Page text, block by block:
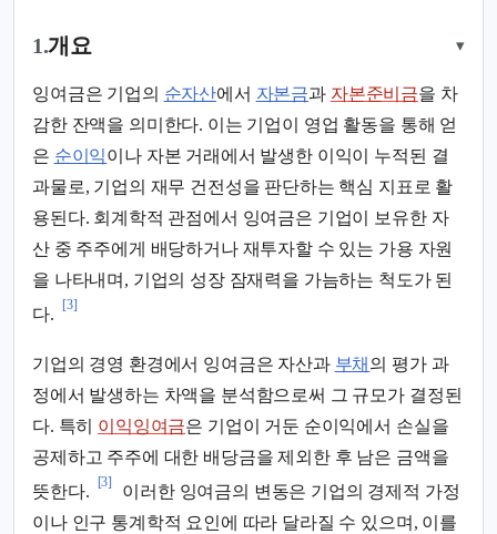
1.개요 ▾
잉여금은 기업의 순자산에서 자본금과 자본준비금을 차
감한 잔액을 의미한다. 이는 기업이 영업 활동을 통해 얻
은 순이익이나 자본 거래에서 발생한 이익이 누적된 결
과물로, 기업의 재무 건전성을 판단하는 핵심 지표로 활
용된다. 회계학적 관점에서 잉여금은 기업이 보유한 자
산 중 주주에게 배당하거나 재투자할 수 있는 가용 자원
을 나타내며, 기업의 성장 잠재력을 가늠하는 척도가 된
다.
[3]
기업의 경영 환경에서 잉여금은 자산과 부채 의 평가 과
정에서 발생하는 차액을 분석함으로써 그 규모가 결정된
다. 특히 이익잉여금은 기업이 거둔 순이익에서 손실을
공제하고 주주에 대한 배당금을 제외한 후 남은 금액을
뜻한다.
[3]
이러한 잉여금의 변동은 기업의 경제적 가정
이나 인구 통계학적 요인에 따라 달라질 수 있으며, 이를